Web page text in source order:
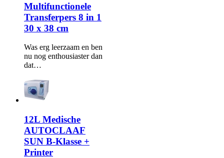
Multifunctionele
Transferpers 8 in 1
30 x 38 cm
Was erg leerzaam en ben
nu nog enthousiaster dan
dat…
12L Medische
AUTOCLAAF
SUN B-Klasse +
Printer